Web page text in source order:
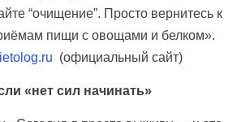
“очищение”. Просто вернитесь к
пищи с овощами и белком».
(официальный сайт)
«нет сил начинать»